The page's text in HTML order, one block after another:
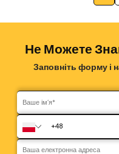
Не Можете
Заповніть форму